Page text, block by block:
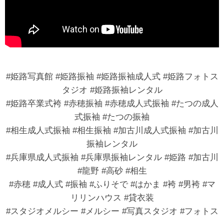
#姫路写真館 #姫路振袖 #姫路振袖成人式 #姫路フォトス
タジオ #姫路振袖レンタル
#姫路卒業式袴 #赤穂振袖 #赤穂成人式振袖 #たつの成人
式振袖 #たつの振袖
#相生成人式振袖 #相生振袖 #加古川成人式振袖 #加古川
振袖レンタル
#兵庫県成人式振袖 #兵庫県振袖レンタル #姫路 #加古川
#龍野 #高砂 #相生
#赤穂 #成人式 #振袖 #ふりそで #はかま #袴 #男袴 #マ
リリンハウス #貸衣装
#スタジオメルシー #メルシー #写真スタジオ #フォトス